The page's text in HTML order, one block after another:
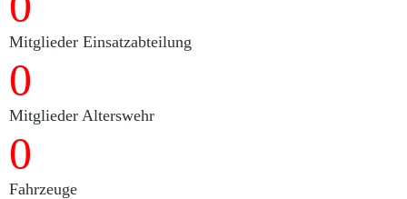
Mitglieder Einsatzabteilung
0
Mitglieder Alterswehr
0
Fahrzeuge